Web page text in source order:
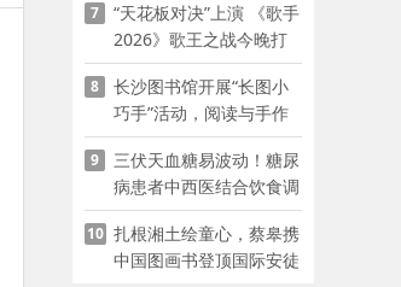
7
“天花板对决”上演 《歌手
2026》歌王之战今晚打
响
8
长沙图书馆开展“长图小
巧手”活动，阅读与手作
赋能少儿暑期成长
9
三伏天血糖易波动！糖尿
病患者中西医结合饮食调
养指南
10 扎根湘土绘童心，蔡皋携
中国图画书登顶国际安徒